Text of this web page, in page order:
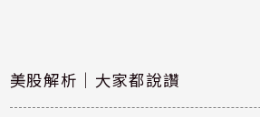
美股解析｜大家都說讚